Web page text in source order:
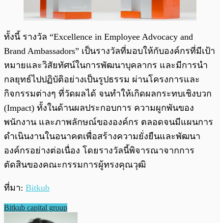
ทั้งนี้ รางวัล “Excellence in Employee Advocacy and
Brand Ambassadors” เป็นรางวัลที่มอบให้กับองค์กรที่มีเป้า
หมายและวิสัยทัศน์ในการพัฒนาบุคลากร และมีการนำ
กลยุทธ์ไปปฏิบัติอย่างเป็นรูปธรรม ผ่านโครงการและ
กิจกรรมต่างๆ ที่วัดผลได้ จนทำให้เกิดผลกระทบเชิงบวก
(Impact) ทั้งในด้านผลประกอบการ ความผูกพันของ
พนักงาน และภาพลักษณ์ขององค์กร ตลอดจนมีแผนการ
ดำเนินงานในอนาคตเพื่อสร้างความยั่งยืนและพัฒนา
องค์กรอย่างต่อเนื่อง โดยรางวัลนี้พิจารณาจากการ
ตัดสินของคณะกรรมการผู้ทรงคุณวุฒิ
ที่มา: Bitkub
Bitkub capital group